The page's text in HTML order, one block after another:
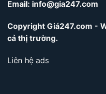
Email: info@gia247.com
Copyright Giá247.com -
cả thị trường.
Liên hệ ads